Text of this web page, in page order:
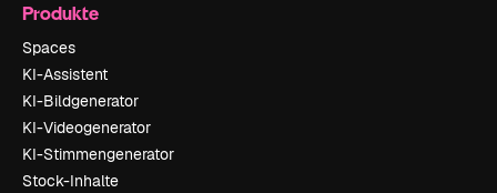
Produkte
Spaces
KI-Assistent
KI-Bildgenerator
KI-Videogenerator
KI-Stimmengenerator
Stock-Inhalte